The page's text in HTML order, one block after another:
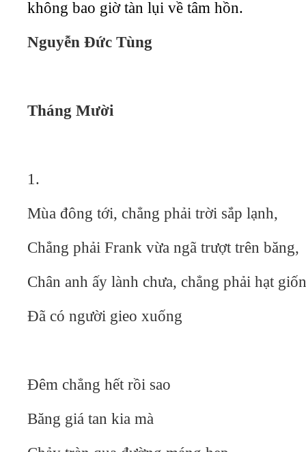
không bao giờ tàn lụi về tâm hồn.
Nguyễn Đức Tùng
Tháng Mười
1.
Mùa đông tới, chẳng phải trời sắp lạnh,
Chẳng phải Frank vừa ngã trượt trên băng,
Chân anh ấy lành chưa, chẳng phải hạt
Đã có người gieo xuống
Đêm chẳng hết rồi sao
Băng giá tan kia mà